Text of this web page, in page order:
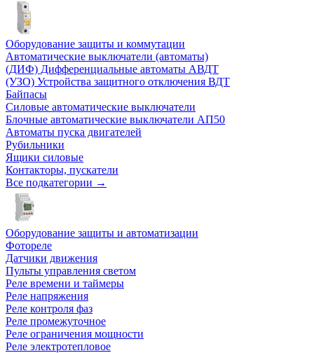
Оборудование защиты и коммутации
Автоматические выключатели (автоматы)
(ДИФ) Дифференциальные автоматы АВДТ
(УЗО) Устройства защитного отключения ВДТ
Байпасы
Силовые автоматические выключатели
Блочные автоматические выключатели АП50
Автоматы пуска двигателей
Рубильники
Ящики силовые
Контакторы, пускатели
Все подкатегории →
Оборудование защиты и автоматизации
Фотореле
Датчики движения
Пульты управления светом
Реле времени и таймеры
Реле напряжения
Реле контроля фаз
Реле промежуточное
Реле ограничения мощности
Реле электротепловое